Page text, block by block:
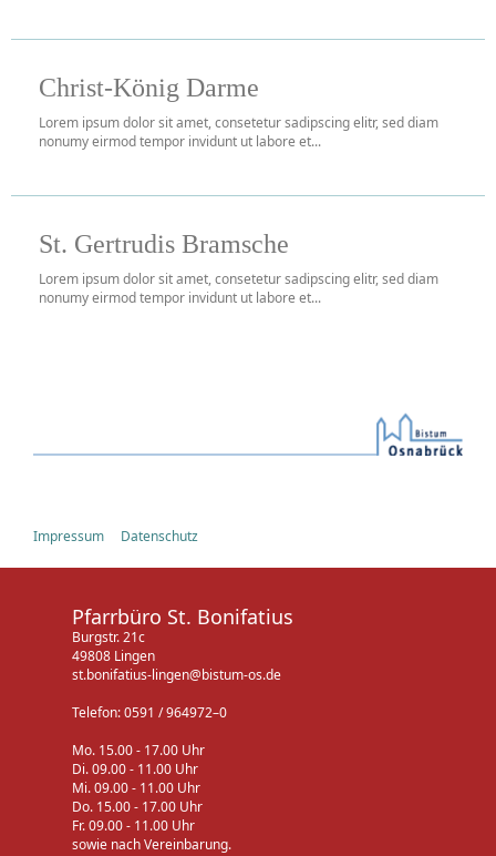
Christ-König Darme
Lorem ipsum dolor sit amet, consetetur sadipscing elitr, sed diam
nonumy eirmod tempor invidunt ut labore et...
St. Gertrudis Bramsche
Lorem ipsum dolor sit amet, consetetur sadipscing elitr, sed diam
nonumy eirmod tempor invidunt ut labore et...
Impressum Datenschutz
Pfarrbüro St. Bonifatius
Burgstr. 21c
49808 Lingen
st.bonifatius-lingen@bistum-os.de
Telefon: 0591 / 964972–0
Mo. 15.00 - 17.00 Uhr
Di. 09.00 - 11.00 Uhr
Mi. 09.00 - 11.00 Uhr
Do. 15.00 - 17.00 Uhr
Fr. 09.00 - 11.00 Uhr
sowie nach Vereinbarung.